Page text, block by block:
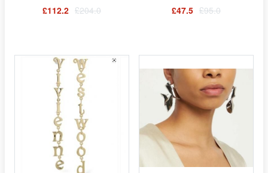
£112.2 £204.0
£47.5 £95.0